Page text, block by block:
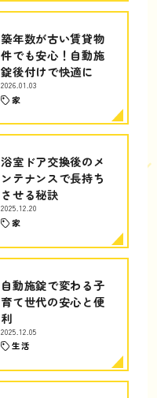
築年数が古い賃貸物
件でも安心！自動施
錠後付けで快適に
2026.01.03
家
浴室ドア交換後のメ
ンテナンスで長持ち
させる秘訣
2025.12.20
家
自動施錠で変わる子
育て世代の安心と便
利
2025.12.05
生活